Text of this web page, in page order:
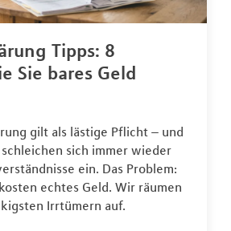
Tipps: 8
Sie bares Geld
gilt als lästige Pflicht – und
sich immer wieder
ein. Das Problem:
echtes Geld. Wir räumen
Irrtümern auf.